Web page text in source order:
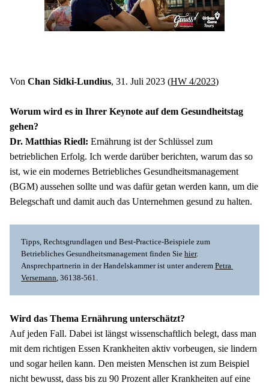
Von Chan Sidki-Lundius, 31. Juli 2023 (HW 4/2023)
Worum wird es in Ihrer Keynote auf dem Gesundheitstag
gehen?
Dr. Matthias Riedl: Ernährung ist der Schlüssel zum
betrieblichen Erfolg. Ich werde darüber berichten, warum das so
ist, wie ein modernes Betriebliches Gesundheitsmanagement
(BGM) aussehen sollte und was dafür getan werden kann, um die
Belegschaft und damit auch das Unternehmen gesund zu halten.
Tipps, Rechtsgrundlagen und Best-Practice-Beispiele zum
Betriebliches Gesundheitsmanagement finden Sie hier.
Ansprechpartnerin in der Handelskammer ist unter anderem Petra
Versemann, 36138-561.
Wird das Thema Ernährung unterschätzt?
Auf jeden Fall. Dabei ist längst wissenschaftlich belegt, dass man
mit dem richtigen Essen Krankheiten aktiv vorbeugen, sie lindern
und sogar heilen kann. Den meisten Menschen ist zum Beispiel
nicht bewusst, dass bis zu 90 Prozent aller Krankheiten auf eine